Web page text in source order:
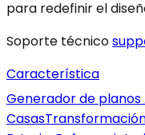
para redefinir el
Soporte técnico
Característica
Generador de planos
Casas